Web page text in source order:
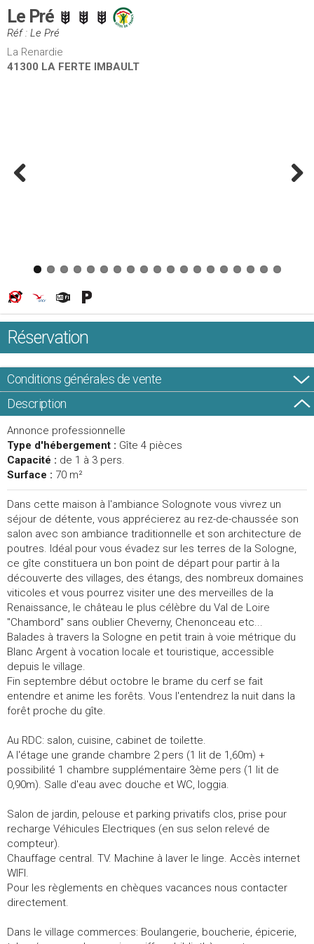
Le Pré
Réf : Le Pré
La Renardie
41300 LA FERTE IMBAULT
Réservation
Conditions générales de vente
Description
Annonce professionnelle
Type d'hébergement : Gîte 4 pièces
Capacité : de 1 à 3 pers.
Surface : 70 m²
Dans cette maison à l'ambiance Solognote vous vivrez un
séjour de détente, vous apprécierez au rez-de-chaussée son
salon avec son ambiance traditionnelle et son architecture de
poutres. Idéal pour vous évadez sur les terres de la Sologne,
ce gîte constituera un bon point de départ pour partir à la
découverte des villages, des étangs, des nombreux domaines
viticoles et vous pourrez visiter une des merveilles de la
Renaissance, le château le plus célèbre du Val de Loire
"Chambord" sans oublier Cheverny, Chenonceau etc...
Balades à travers la Sologne en petit train à voie métrique du
Blanc Argent à vocation locale et touristique, accessible
depuis le village.
Fin septembre début octobre le brame du cerf se fait
entendre et anime les forêts. Vous l'entendrez la nuit dans la
forêt proche du gîte.
Au RDC: salon, cuisine, cabinet de toilette.
A l'étage une grande chambre 2 pers (1 lit de 1,60m) +
possibilité 1 chambre supplémentaire 3ème pers (1 lit de
0,90m). Salle d'eau avec douche et WC, loggia.
Salon de jardin, pelouse et parking privatifs clos, prise pour
recharge Véhicules Electriques (en sus selon relevé de
compteur).
Chauffage central. TV. Machine à laver le linge. Accès internet
WIFI.
Pour les règlements en chèques vacances nous contacter
directement.
Dans le village commerces: Boulangerie, boucherie, épicerie,